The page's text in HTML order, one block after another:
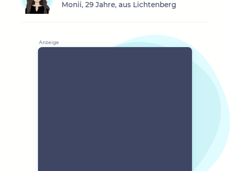
Monii, 29 Jahre, aus Lichtenberg